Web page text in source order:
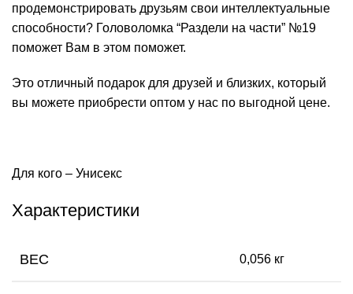
продемонстрировать друзьям свои интеллектуальные
способности? Головоломка “Раздели на части” №19
поможет Вам в этом поможет.
Это отличный подарок для друзей и близких, который
вы можете приобрести оптом у нас по выгодной цене.
Для кого – Унисекс
Характеристики
ВЕС 0,056 кг